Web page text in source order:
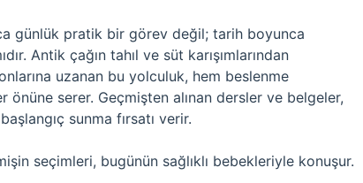
günlük pratik bir görev değil; tarih boyunca
Antik çağın tahıl ve süt karışımlarından
uzanan bu yolculuk, hem beslenme
önüne serer. Geçmişten alınan dersler ve belgeler,
sunma fırsatı verir.
seçimleri, bugünün sağlıklı bebekleriyle konuşur.